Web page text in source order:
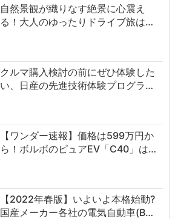
自然景観が織りなす絶景に心震え
る！大人のゆったりドライブ旅は…
クルマ購入検討の前にぜひ体験した
い、日産の先進技術体験プログラ…
【ワンダー速報】価格は599万円か
ら！ボルボのピュアEV「C40」は…
【2022年春版】いよいよ本格始動?
国産メーカー各社の電気自動車(B…